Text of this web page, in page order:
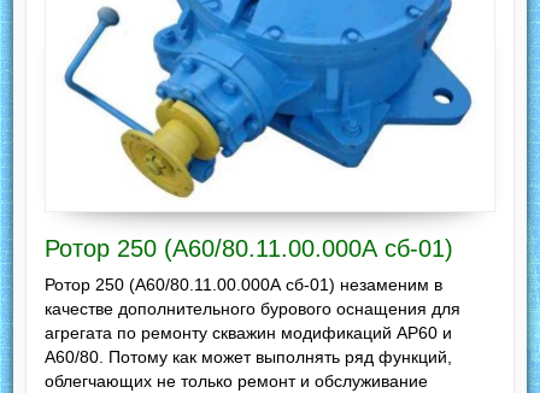
Ротор 250 (А60/80.11.00.000А сб-01)
Ротор 250 (А60/80.11.00.000А сб-01) незаменим в
качестве дополнительного бурового оснащения для
агрегата по ремонту скважин модификаций АР60 и
А60/80. Потому как может выполнять ряд функций,
облегчающих не только ремонт и обслуживание